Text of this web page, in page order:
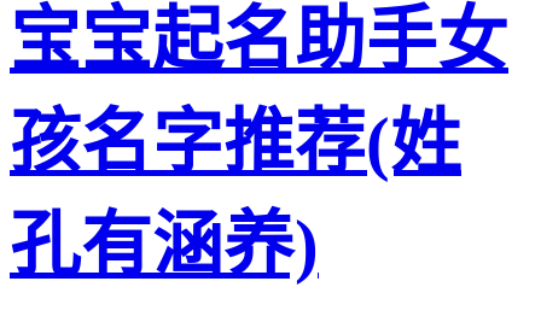
宝宝起名助手女
孩名字推荐(姓
孔有涵养)